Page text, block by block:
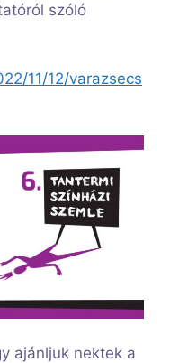
szóló
11/12/varazsecs
ajánljuk nektek a